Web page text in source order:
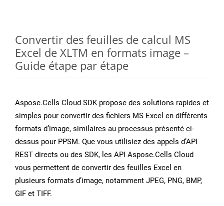
Convertir des feuilles de calcul MS
Excel de XLTM en formats image –
Guide étape par étape
Aspose.Cells Cloud SDK propose des solutions rapides et
simples pour convertir des fichiers MS Excel en différents
formats d’image, similaires au processus présenté ci-
dessus pour PPSM. Que vous utilisiez des appels d’API
REST directs ou des SDK, les API Aspose.Cells Cloud
vous permettent de convertir des feuilles Excel en
plusieurs formats d’image, notamment JPEG, PNG, BMP,
GIF et TIFF.